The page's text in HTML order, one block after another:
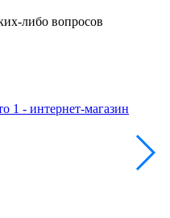
либо вопросов